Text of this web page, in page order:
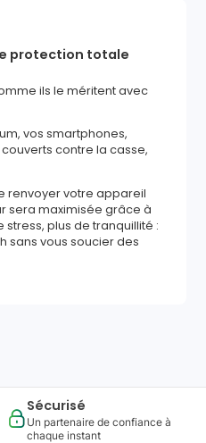
protection totale
ils le méritent avec
vos smartphones,
contre la casse,
renvoyer votre appareil
sera maximisée grâce à
plus de tranquillité :
sans vous soucier des
Sécurisé
Un partenaire de confiance à
chaque instant